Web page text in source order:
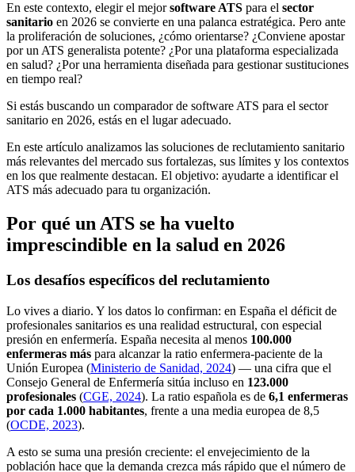
En este contexto, elegir el mejorsoftware ATS para el sector
sanitario en 2026 se convierte en una palanca estratégica. Pero ante
la proliferación de soluciones, ¿cómo orientarse? ¿Conviene apostar
por un ATS generalista potente? ¿Por una plataforma especializada
en salud? ¿Por una herramienta diseñada para gestionar sustituciones
en tiempo real?
Si estás buscando un comparador de software ATS para el sector
sanitario en 2026, estás en el lugar adecuado.
En este artículo analizamos las soluciones de reclutamiento sanitario
más relevantes del mercado sus fortalezas, sus límites y los contextos
en los que realmente destacan. El objetivo: ayudarte a identificar el
ATS más adecuado para tu organización.
Por qué un ATS se ha vuelto
imprescindible en la salud en 2026
Los desafíos específicos del reclutamiento
Lo vives a diario. Y los datos lo confirman: en España el déficit de
profesionales sanitarios es una realidad estructural, con especial
presión en enfermería. España necesita al menos 100.000
enfermeras más para alcanzar la ratio enfermera-paciente de la
Unión Europea (Ministerio de Sanidad, 2024) — una cifra que el
Consejo General de Enfermería sitúa incluso en 123.000
profesionales (CGE, 2024). La ratio española es de 6,1 enfermeras
por cada 1.000 habitantes, frente a una media europea de 8,5
(OCDE, 2023).
A esto se suma una presión creciente: el envejecimiento de la
población hace que la demanda crezca más rápido que el número de